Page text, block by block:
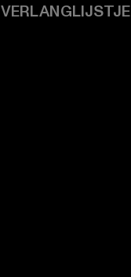
VERLANGLIJSTJE